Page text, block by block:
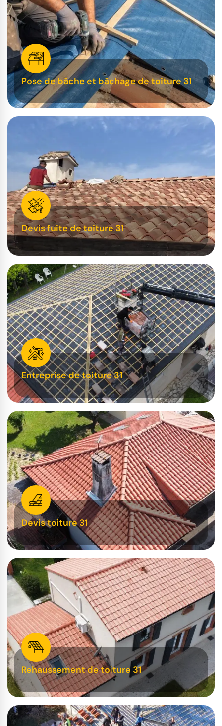
Pose de bâche et bâchage de toiture 31
Devis fuite de toiture 31
Entreprise de toiture 31
Devis toiture 31
Rehaussement de toiture 31